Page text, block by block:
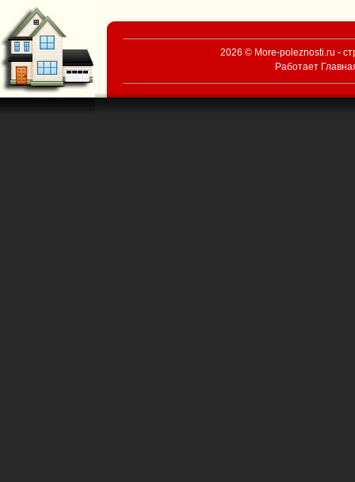
2026 © More-poleznosti.ru -
Работает